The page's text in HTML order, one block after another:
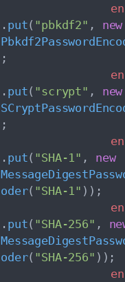
. put( "pbkdf2" ,
new
;
. put( "scrypt" ,
new
;
. put( "SHA-1 " ,
new
oder( "SHA-1 " ) ) ;
. put( "SHA-256" ,
oder( "SHA-256" ) ) ;